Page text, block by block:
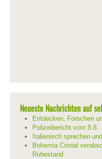
Neueste Nachrichten auf
Entdecken, Forschen
Polizeibericht vom 8.8.
Italienisch sprechen
Bohemia Cristal
Ruhestand